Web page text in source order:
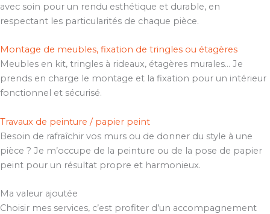
avec soin pour un rendu esthétique et durable, en
respectant les particularités de chaque pièce.
Montage de meubles, fixation de tringles ou étagères
Meubles en kit, tringles à rideaux, étagères murales… Je
prends en charge le montage et la fixation pour un intérieur
fonctionnel et sécurisé.
Travaux de peinture / papier peint
Besoin de rafraîchir vos murs ou de donner du style à une
pièce ? Je m’occupe de la peinture ou de la pose de papier
peint pour un résultat propre et harmonieux.
Ma valeur ajoutée
Choisir mes services, c’est profiter d’un accompagnement